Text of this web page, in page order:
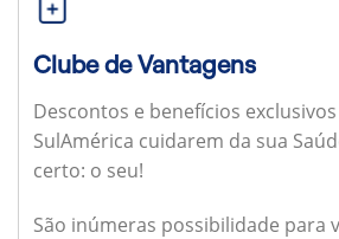
Clube de Vantagens
Descontos e benefícios
SulAmérica cuidarem da sua
certo: o seu!
São inúmeras possibilidade para